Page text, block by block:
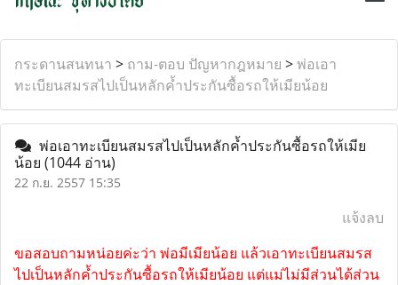
กระดานสนทนา > ถาม-ตอบ ปัญหากฎหมาย >พ่อเอา
ทะเบียนสมรสไปเป็นหลักค้ำประกันซื้อรถให้เมียน้อย
พ่อเอาทะเบียนสมรสไปเป็นหลักค้ำประกันซื้อรถให้เมีย
น้อย (1044 อ่าน)
22 ก.ย. 2557 15:35
แจ้งลบ
ขอสอบถามหน่อยค่ะว่า พ่อมีเมียน้อย แล้วเอาทะเบียนสมรส
ไปเป็นหลักค้ำประกันซื้อรถให้เมียน้อย แต่แม่ไม่มีส่วนได้ส่วน